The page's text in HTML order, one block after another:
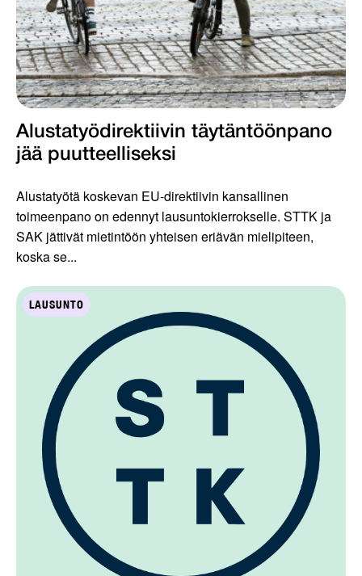
Alustatyödirektiivin täytäntöönpano
jää puutteelliseksi
Alustatyötä koskevan EU-direktiivin kansallinen
toimeenpano on edennyt lausuntokierrokselle. STTK ja
SAK jättivät mietintöön yhteisen eriävän mielipiteen,
koska se...
LAUSUNTO